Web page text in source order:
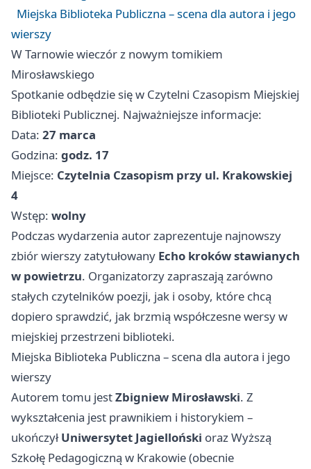
Miejska Biblioteka Publiczna – scena dla autora i jego
wierszy
W Tarnowie wieczór z nowym tomikiem
Mirosławskiego
Spotkanie odbędzie się w Czytelni Czasopism Miejskiej
Biblioteki Publicznej. Najważniejsze informacje:
Data: 27 marca
Godzina: godz. 17
Miejsce: Czytelnia Czasopism przy ul. Krakowskiej
4
Wstęp: wolny
Podczas wydarzenia autor zaprezentuje najnowszy
zbiór wierszy zatytułowany Echo kroków stawianych
w powietrzu. Organizatorzy zapraszają zarówno
stałych czytelników poezji, jak i osoby, które chcą
dopiero sprawdzić, jak brzmią współczesne wersy w
miejskiej przestrzeni biblioteki.
Miejska Biblioteka Publiczna – scena dla autora i jego
wierszy
Autorem tomu jestZbigniew Mirosławski. Z
wykształcenia jest prawnikiem i historykiem –
ukończyłUniwersytet Jagielloński oraz Wyższą
Szkołę Pedagogiczną w Krakowie(obecnie